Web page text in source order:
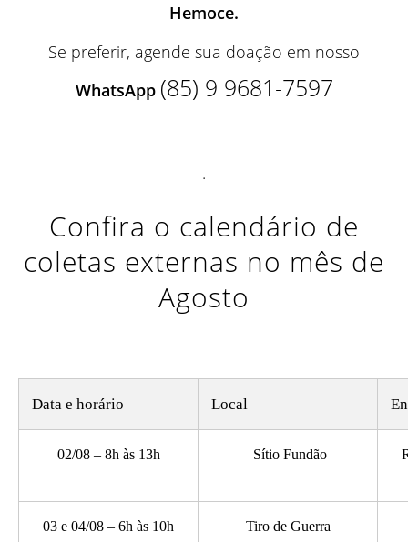
Hemoce.
Se preferir, agende sua doação em nosso
WhatsApp (85) 9 9681-7597
.
Confira o calendário de
coletas externas no mês de
Agosto
Data e horário Local
02/08 – 8h às 13h Sítio Fundão
03 e 04/08 – 6h às 10h Tiro de Guerra